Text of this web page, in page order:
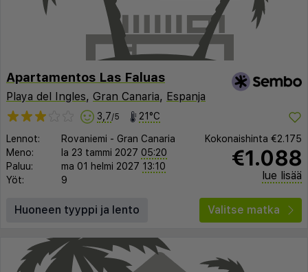
Apartamentos Las Faluas
Playa del Ingles, Gran Canaria, Espanja
3,7/5 21°C
Lennot: Rovaniemi - Gran Canaria
Meno:
la 23 tammi 2027 05:20
Paluu:
ma 01 helmi 2027 13:10
Yöt:
9
Kokonaishinta €2.175
€1.088
lue lisää
Huoneen tyyppi ja lento Valitse matka